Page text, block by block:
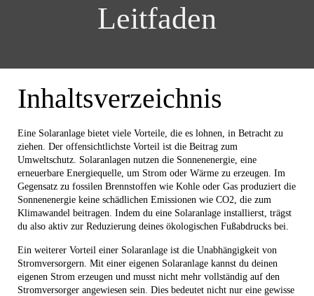
Leitfaden
Inhaltsverzeichnis
Eine Solaranlage bietet viele Vorteile, die es lohnen, in Betracht zu
ziehen. Der offensichtlichste Vorteil ist die Beitrag zum
Umweltschutz. Solaranlagen nutzen die Sonnenenergie, eine
erneuerbare Energiequelle, um Strom oder Wärme zu erzeugen. Im
Gegensatz zu fossilen Brennstoffen wie Kohle oder Gas produziert die
Sonnenenergie keine schädlichen Emissionen wie CO2, die zum
Klimawandel beitragen. Indem du eine Solaranlage installierst, trägst
du also aktiv zur Reduzierung deines ökologischen Fußabdrucks bei.
Ein weiterer Vorteil einer Solaranlage ist die Unabhängigkeit von
Stromversorgern. Mit einer eigenen Solaranlage kannst du deinen
eigenen Strom erzeugen und musst nicht mehr vollständig auf den
Stromversorger angewiesen sein. Dies bedeutet nicht nur eine gewisse